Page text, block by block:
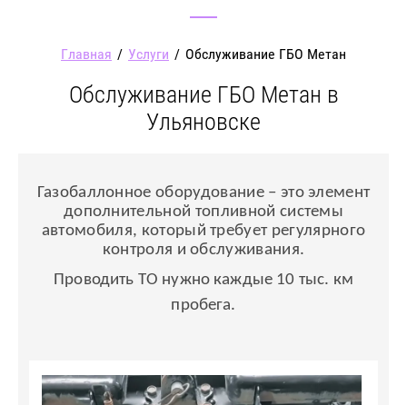
Главная / Услуги / Обслуживание ГБО Метан
Обслуживание ГБО Метан в
Ульяновске
Газобаллонное оборудование – это элемент
дополнительной топливной системы
автомобиля, который требует регулярного
контроля и обслуживания.
Проводить ТО нужно каждые 10 тыс. км
пробега.